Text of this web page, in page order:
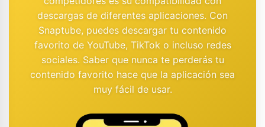
descargas de diferentes aplicaciones. Con
Snaptube, puedes descargar tu contenido
favorito de YouTube, TikTok o incluso redes
sociales. Saber que nunca te perderás tu
contenido favorito hace que la aplicación sea
muy fácil de usar.